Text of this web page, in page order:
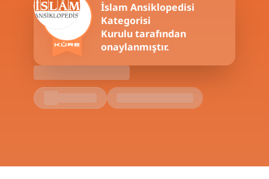
İslam Ansiklopedisi
Kategorisi
Kurulu tarafından
onaylanmıştır.